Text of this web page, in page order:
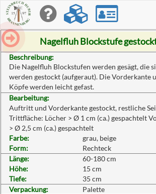
Nagelfluh Blockstufe
Beschreibung:
Die Nagelfluh Blockstufen werden gesägt, die
werden gestockt (aufgeraut). Die Vorderkante
Köpfe werden leicht gefast.
Bearbeitung:
Auftritt und Vorderkante gestockt, restliche
Trittfläche: Löcher > Ø 1 cm (ca.) gespachtelt
> Ø 2,5 cm (ca.) gespachtelt
Farbe:
grau, beige
Form:
Rechteck
Länge:
60-180 cm
Höhe:
15 cm
Tiefe:
35 cm
Verpackung:
Palette